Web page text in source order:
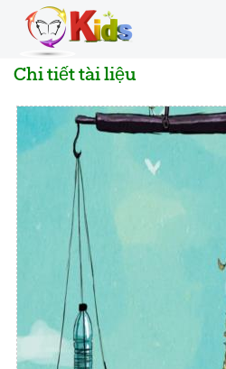
Chi tiết tài liệu